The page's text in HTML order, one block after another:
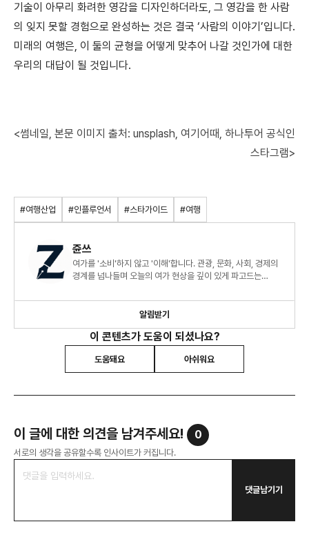
기술이 아무리 화려한 영감을 디자인하더라도, 그 영감을 한 사람
의 잊지 못할 경험으로 완성하는 것은 결국 ‘사람의 이야기’입니다.
미래의 여행은, 이 둘의 균형을 어떻게 맞추어 나갈 것인가에 대한
우리의 대답이 될 것입니다.
<썸네일, 본문 이미지 출처: unsplash, 여기어때, 하나투어 공식인
스타그램>
#여행산업 #인플루언서 #스타가이드 #여행
쥰쓰
여가를 '소비'하지 않고 '이해'합니다. 관광, 문화, 사회, 경제의
경계를 넘나들며 오늘의 여가 현상을 깊이 있게 파고드는
알림받기
이 콘텐츠가 도움이 되셨나요?
도움돼요 아쉬워요
이 글에 대한 의견을 남겨주세요! 0
서로의 생각을 공유할수록 인사이트가 커집니다.
댓글남기기